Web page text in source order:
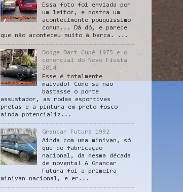
Essa foto foi enviada por
um leitor, e mostra um
acontecimento pouquíssimo
comum... Dá dó, e parece
que não aconteceu muito à barca. ...
Dodge Dart Cupê 1975 e o
comercial do Novo Fiesta
2014
Esse é totalmente
malvado! Como se não
bastasse o porte
assustador, as rodas esportivas
pretas e a pintura em preto fosco
ainda potencializ...
Grancar Futura 1992
Ainda com uma minivan, só
que de fabricação
nacional, da mesma década
de noventa! A Grancar
Futura foi a primeira
minivan nacional, e er...